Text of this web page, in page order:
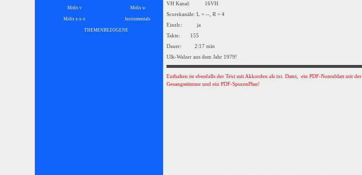
Midis v Midis w
Midis x-y-z Instrumentals
THEMENBEZOGENE
VH Kanal: 16VH
Scorekanäle: L = --, R = 4
Einzlr.: ja
Takte: 155
Dauer: 2:17 min
Ulk-Walzer aus dem Jahr 1979!
Enthalten ist ebenfalls der Text mit Akkorden als txt. Datei, ein PDF-Notenblatt mit der
Gesangsstimme und ein PDF-SpurenPlan!